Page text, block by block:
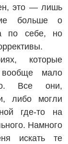
это — лишь
больше о
по себе, но
которые
вообще мало
Все они,
либо могли
где-то на
Намного
искать те